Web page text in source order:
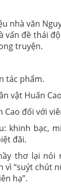
nhà văn
vấn đề thái
truyện.
tác phẩm.
vật Huấn
Cao đối với
khinh bạc,
đãi.
thơ lại nói
vì “suýt chút
hạ”.